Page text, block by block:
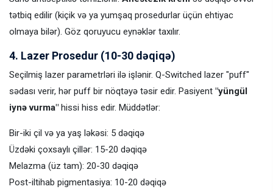
tətbiq edilir (kiçik və ya yumşaq prosedurlar üçün ehtiyac
olmaya bilər). Göz qoruyucu eynəklər taxılır.
4. Lazer Prosedur (10-30 dəqiqə)
Seçilmiş lazer parametrləri ilə işlənir. Q-Switched lazer "puff"
sədası verir, hər puff bir nöqtəyə təsir edir. Pasiyent "yüngül
iynə vurma" hissi hiss edir. Müddətlər:
Bir-iki çil və ya yaş ləkəsi: 5 dəqiqə
Üzdəki çoxsaylı çillər: 15-20 dəqiqə
Melazma (üz tam): 20-30 dəqiqə
Post-iltihab pigmentasiya: 10-20 dəqiqə